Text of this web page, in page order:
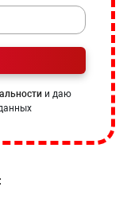
и даю